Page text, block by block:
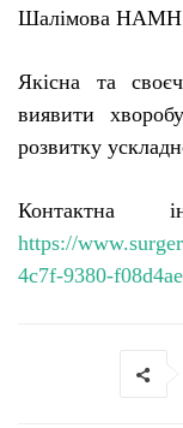
Шалімова НАМН
Якісна та
виявити
розвитку
Контактна
https://
4c7f-9380-